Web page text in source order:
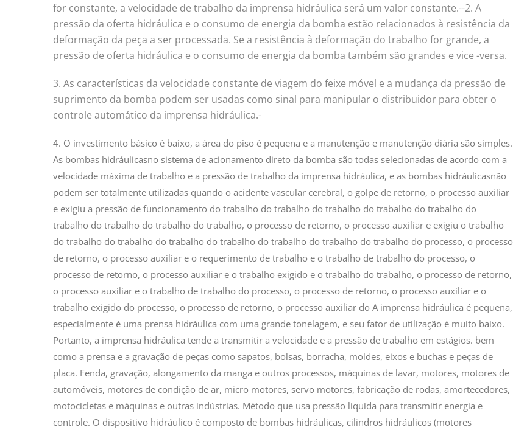
for constante, a velocidade de trabalho da imprensa hidráulica será um valor constante.--2. A
pressão da oferta hidráulica e o consumo de energia da bomba estão relacionados à resistência da
deformação da peça a ser processada. Se a resistência à deformação do trabalho for grande, a
pressão de oferta hidráulica e o consumo de energia da bomba também são grandes e vice -versa.
3. As características da velocidade constante de viagem do feixe móvel e a mudança da pressão de
suprimento da bomba podem ser usadas como sinal para manipular o distribuidor para obter o
controle automático da imprensa hidráulica.-
4. O investimento básico é baixo, a área do piso é pequena e a manutenção e manutenção diária são simples.
As bombas hidráulicasno sistema de acionamento direto da bomba são todas selecionadas de acordo com a
velocidade máxima de trabalho e a pressão de trabalho da imprensa hidráulica, e as bombas hidráulicasnão
podem ser totalmente utilizadas quando o acidente vascular cerebral, o golpe de retorno, o processo auxiliar
e exigiu a pressão de funcionamento do trabalho do trabalho do trabalho do trabalho do trabalho do
trabalho do trabalho do trabalho do trabalho, o processo de retorno, o processo auxiliar e exigiu o trabalho
do trabalho do trabalho do trabalho do trabalho do trabalho do trabalho do trabalho do processo, o processo
de retorno, o processo auxiliar e o requerimento de trabalho e o trabalho de trabalho do processo, o
processo de retorno, o processo auxiliar e o trabalho exigido e o trabalho do trabalho, o processo de retorno,
o processo auxiliar e o trabalho de trabalho do processo, o processo de retorno, o processo auxiliar e o
trabalho exigido do processo, o processo de retorno, o processo auxiliar do A imprensa hidráulica é pequena,
especialmente é uma prensa hidráulica com uma grande tonelagem, e seu fator de utilização é muito baixo.
Portanto, a imprensa hidráulica tende a transmitir a velocidade e a pressão de trabalho em estágios. bem
como a prensa e a gravação de peças como sapatos, bolsas, borracha, moldes, eixos e buchas e peças de
placa. Fenda, gravação, alongamento da manga e outros processos, máquinas de lavar, motores, motores de
automóveis, motores de condição de ar, micro motores, servo motores, fabricação de rodas, amortecedores,
motocicletas e máquinas e outras indústrias. Método que usa pressão líquida para transmitir energia e
controle. O dispositivo hidráulico é composto de bombas hidráulicas, cilindros hidráulicos (motores